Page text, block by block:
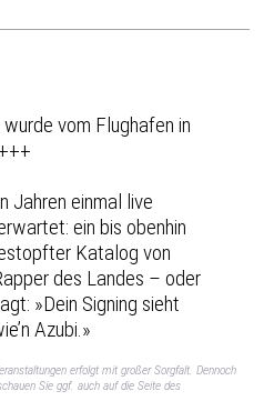
vom Flughafen in
Jahren einmal live
ein bis obenhin
Katalog von
des Landes – oder
»Dein Signing sieht
Azubi.»
erfolgt mit großer Sorgfalt. Dennoch
Sie ggf. auch auf die Seite des